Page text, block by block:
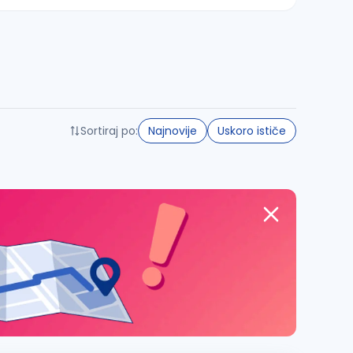
Sortiraj po: Najnovije Uskoro ističe